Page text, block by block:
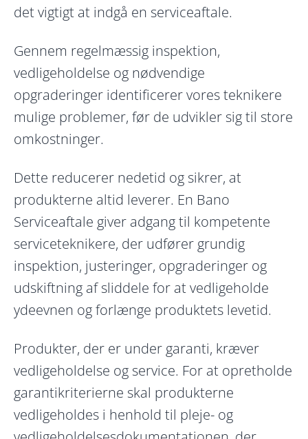
det vigtigt at indgå en serviceaftale.
Gennem regelmæssig inspektion,
vedligeholdelse og nødvendige
opgraderinger identificerer vores teknikere
mulige problemer, før de udvikler sig til store
omkostninger.
Dette reducerer nedetid og sikrer, at
produkterne altid leverer. En Bano
Serviceaftale giver adgang til kompetente
serviceteknikere, der udfører grundig
inspektion, justeringer, opgraderinger og
udskiftning af sliddele for at vedligeholde
ydeevnen og forlænge produktets levetid.
Produkter, der er under garanti, kræver
vedligeholdelse og service. For at opretholde
garantikriterierne skal produkterne
vedligeholdes i henhold til pleje- og